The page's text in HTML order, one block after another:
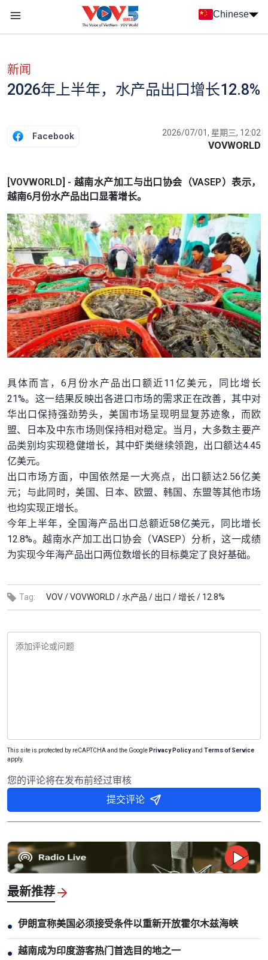
Chinese
新闻
2026年上半年，水产品出口增长12.8%
Facebook 2026/07/01, 星期三, 12:02
VOVWORLD
[VOVWORLD] - 越南水产加工与出口协会（VASEP）表示，
越南6月份水产品出口显著增长。
具体而言，6月份水产品出口额近11亿美元，同比增长
21%。这一结果反映出各进口市场的需求正在改善，其中对
华出口保持强劲势头，美国市场呈现明显复苏迹象，而欧
盟、日本及中东市场则保持相对稳定。当月，大多数主要产
品类别均实现稳健增长，其中虾类继续领跑，出口额达4.45
亿美元。
出口市场方面，中国依然是一大亮点，出口额达2.56亿美
元；与此同时，美国、日本、欧盟、韩国、东盟等其他市场
也均实现正增长。
今年上半年，全国海产品出口总额近58亿美元，同比增长
12.8%。越南水产加工出口协会（VASEP）分析，这一成绩
为实现今年海产品出口两位数增长的目标奠定了良好基础。
Tag: VOV /VOVWORLD /水产品 / 出口 /增长 / 12.8%
This site is protected by reCAPTCHA and the Google Privacy Policyand Terms of Service
apply.
您的评论将在发布前经过审核
提交评论
最新推荐
● 伊朗宣称美国必须接受条件以重新开放霍尔木兹海峡
● 越南成为印度游客热门首选目的地之一